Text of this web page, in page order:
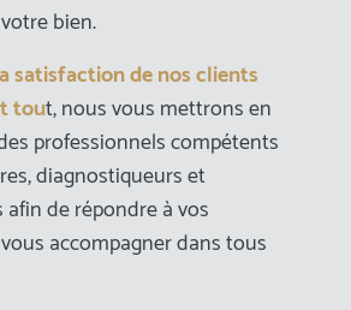
bien.
satisfaction de nos clients
tout, nous vous mettrons en
professionnels compétents
diagnostiqueurs et
de répondre à vos
accompagner dans tous